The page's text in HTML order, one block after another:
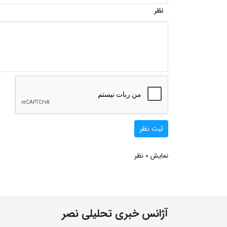
نظر
ثبت نظر
نمایش 0 نظر
آژانس خبری تحلیلی نصر